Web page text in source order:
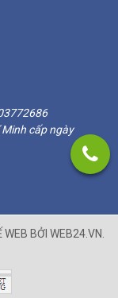
cấp ngày
WEB BỞI WEB24.VN